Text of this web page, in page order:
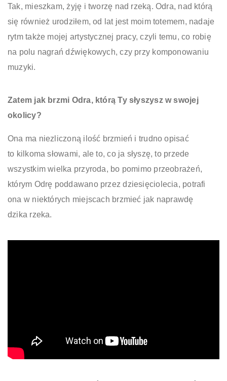
Tak, mieszkam, żyję i tworzę nad rzeką. Odra, nad którą
się również urodziłem, od lat jest moim totemem, nadaje
rytm także mojej artystycznej pracy, czyli temu, co robię
na polu nagrań dźwiękowych, czy przy komponowaniu
muzyki.
Zatem jak brzmi Odra, którą Ty słyszysz w swojej
okolicy?
Ona ma niezliczoną ilość brzmień i trudno opisać
to kilkoma słowami, ale to, co ja słyszę, to przede
wszystkim wielka przyroda, bo pomimo przeobrażeń,
którym Odrę poddawano przez dziesięciolecia, potrafi
ona w niektórych miejscach brzmieć jak naprawdę
dzika rzeka.